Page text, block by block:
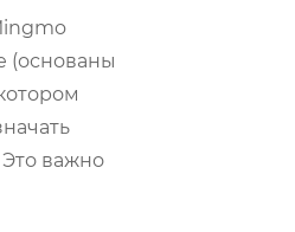
(основаны
важно